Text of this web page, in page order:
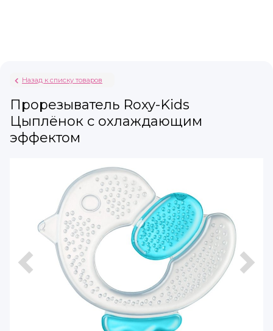
Назад к списку товаров
Прорезыватель Roxy-Kids
Цыплёнок с охлаждающим
эффектом